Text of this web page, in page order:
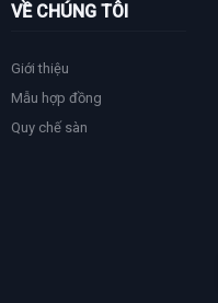
VỀ CHÚNG TÔI
Giới thiệu
Mẫu hợp đồng
Quy chế sàn